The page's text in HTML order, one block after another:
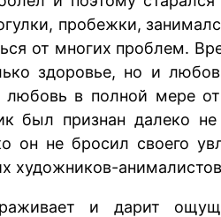
пробежки,
от многих проблем.
здоровье, но и
в полной мере
был признан далеко
он не бросил своего
художников-
и дарит